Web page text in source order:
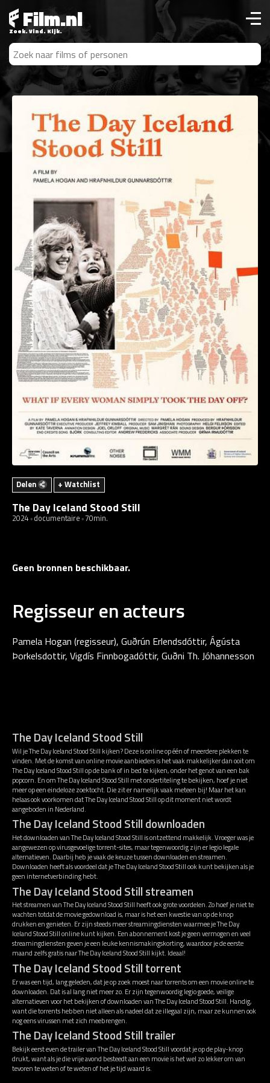
Film.nl
Zoek. Vind. Kijk.
Delen + Watchlist
The Day Iceland Stood Still
2024 documentaire 70min.
Geen bronnen beschikbaar.
Regisseur en acteurs
Pamela Hogan (regisseur), Guðrún Erlendsdóttir, Ágústa
Þorkelsdottir, Vigdís Finnbogadóttir, Guðni Th. Jóhannesson
The Day Iceland Stood Still
Wil je The Day Iceland Stood Still kijken? Deze is online op één of meerdere plekken te
vinden. Met de komst van online movie aanbieders is het vaak makkelijker dan ooit om
The Day Iceland Stood Still op de bank of in bed te kijken, onder het genot van een bak
popcorn. En om The Day Iceland Stood Still met ondertiteling te bekijken, hoef je niet
meer op een eindeloze zoektocht. Die zit er namelijk vaak meteen bij! Maar het kan
helaas ook voorkomen dat The Day Iceland Stood Still op dit moment niet wordt
aangeboden in Nederland.
The Day Iceland Stood Still downloaden
Het downloaden van The Day Iceland Stood Still is ontzettend makkelijk. Vroeger was je
aangewezen op virusgevoelige torrent-sites, maar tegenwoordig zijn er legio legale
alternatieven. Daarbij heb je vaak de keuze tussen downloaden en streamen.
Downloaden heeft als voordeel dat je The Day Iceland Stood Still ook kunt bekijken als je
geen internetverbinding hebt.
The Day Iceland Stood Still streamen
Het streamen van The Day Iceland Stood Still heeft ook grote voordelen. Zo hoef je niet te
wachten totdat de movie gedownload is, maar is het een kwestie van op de knop
drukken en genieten. Er zijn steeds meer streamingdiensten waarmee je The Day
Iceland Stood Still online kunt kijken. Een abonnement kost je geen vermogen en veel
streamingdiensten geven je een leuke kennismakingskorting, waardoor je de eerste
maand zelfs gratis naar The Day Iceland Stood Still kijkt. Ideaal!
The Day Iceland Stood Still torrent
Er was een tijd, lang geleden, dat je op zoek moest naar torrents om een movie online te
downloaden. Dat is al lang niet meer zo. Er zijn tegenwoordig legio goede, veilige
alternatieven voor het bekijken of downloaden van The Day Iceland Stood Still. Handig,
want die torrents hebben niet alleen als nadeel dat ze illegaal zijn, maar ze kunnen ook
nog eens virussen met zich meebrengen.
The Day Iceland Stood Still trailer
Bekijk eerst even de trailer van The Day Iceland Stood Still voordat je op de play-knop
drukt, want als je die vrije avond besteedt aan een movie is het wel zo lekker om van
tevoren te weten of te weten of het je tijd waard is.